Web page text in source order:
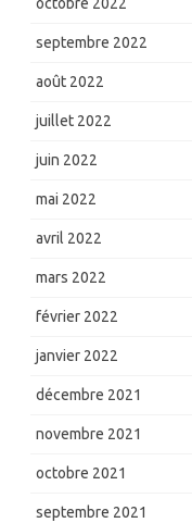
octobre 2022
septembre 2022
août 2022
juillet 2022
juin 2022
mai 2022
avril 2022
mars 2022
février 2022
janvier 2022
décembre 2021
novembre 2021
octobre 2021
septembre 2021